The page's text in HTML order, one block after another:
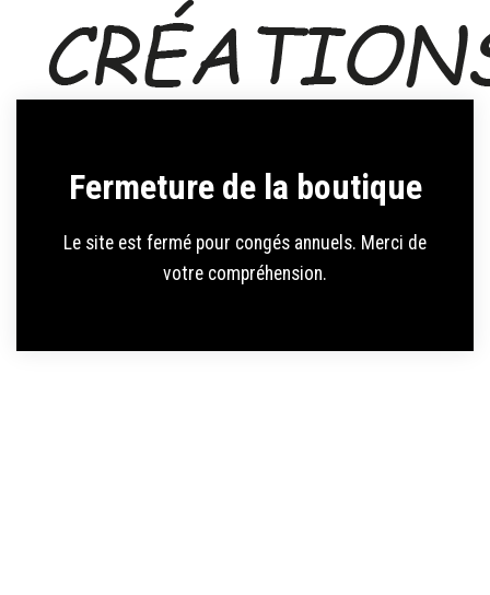
Fermeture de la boutique
Le site est fermé pour congés annuels. Merci de
votre compréhension.